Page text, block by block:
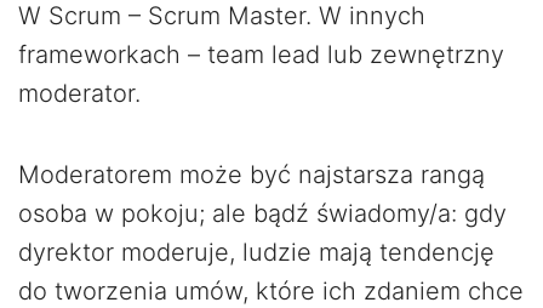
W Scrum – Scrum Master. W innych
frameworkach – team lead lub zewnętrzny
moderator.
Moderatorem może być najstarsza rangą
osoba w pokoju; ale bądź świadomy/a: gdy
dyrektor moderuje, ludzie mają tendencję
do tworzenia umów, które ich zdaniem chce